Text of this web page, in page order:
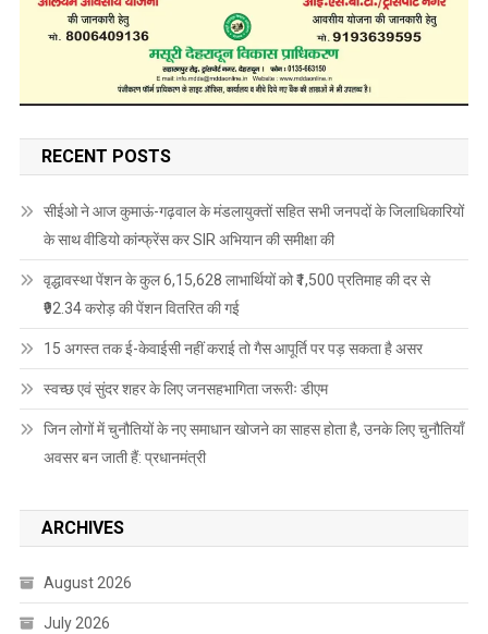
RECENT POSTS
सीईओ ने आज कुमाऊं-गढ़वाल के मंडलायुक्तों सहित सभी जनपदों के जिलाधिकारियों
के साथ वीडियो कांन्फ्रेंस कर SIR अभियान की समीक्षा की
वृद्धावस्था पेंशन के कुल 6,15,628 लाभार्थियों को ₹1,500 प्रतिमाह की दर से
₹92.34 करोड़ की पेंशन वितरित की गई
15 अगस्त तक ई-केवाईसी नहीं कराई तो गैस आपूर्ति पर पड़ सकता है असर
स्वच्छ एवं सुंदर शहर के लिए जनसहभागिता जरूरीः डीएम
जिन लोगों में चुनौतियों के नए समाधान खोजने का साहस होता है, उनके लिए चुनौतियाँ
अवसर बन जाती हैं: प्रधानमंत्री
ARCHIVES
August 2026
July 2026